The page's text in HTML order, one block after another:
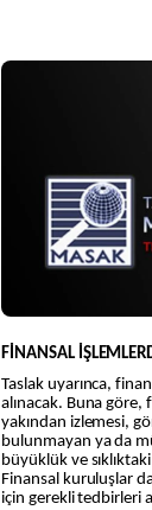
FİNANSAL
Taslak uyarınca,
alınacak. Buna
yakından izlemesi,
bulunmayan ya da
büyüklük ve
Finansal kuruluşlar
için gerekli tedbirleri